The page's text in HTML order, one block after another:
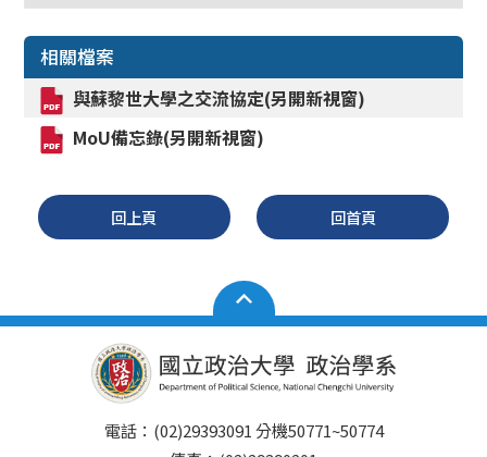
相關檔案
與蘇黎世大學之交流協定(另開新視窗)
MoU備忘錄(另開新視窗)
回上頁 回首頁
電話：(02)29393091 分機50771~50774